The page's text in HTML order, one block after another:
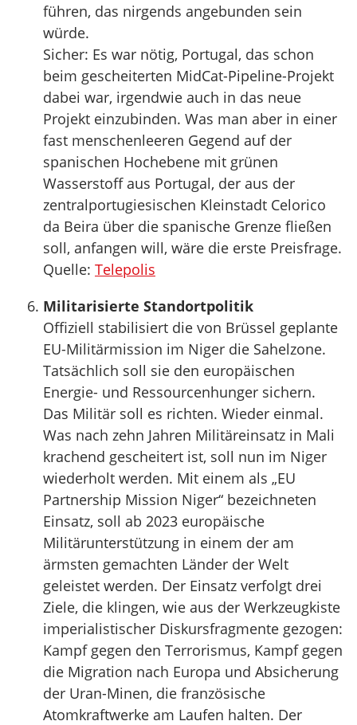
führen, das nirgends angebunden sein
würde.
Sicher: Es war nötig, Portugal, das schon
beim gescheiterten MidCat-Pipeline-Projekt
dabei war, irgendwie auch in das neue
Projekt einzubinden. Was man aber in einer
fast menschenleeren Gegend auf der
spanischen Hochebene mit grünen
Wasserstoff aus Portugal, der aus der
zentralportugiesischen Kleinstadt Celorico
da Beira über die spanische Grenze fließen
soll, anfangen will, wäre die erste Preisfrage.
Quelle: Telepolis
Militarisierte Standortpolitik
Offiziell stabilisiert die von Brüssel geplante
EU-Militärmission im Niger die Sahelzone.
Tatsächlich soll sie den europäischen
Energie- und Ressourcenhunger sichern.
Das Militär soll es richten. Wieder einmal.
Was nach zehn Jahren Militäreinsatz in Mali
krachend gescheitert ist, soll nun im Niger
wiederholt werden. Mit einem als „EU
Partnership Mission Niger“ bezeichneten
Einsatz, soll ab 2023 europäische
Militärunterstützung in einem der am
ärmsten gemachten Länder der Welt
geleistet werden. Der Einsatz verfolgt drei
Ziele, die klingen, wie aus der Werkzeugkiste
imperialistischer Diskursfragmente gezogen:
Kampf gegen den Terrorismus, Kampf gegen
die Migration nach Europa und Absicherung
der Uran-Minen, die französische
Atomkraftwerke am Laufen halten. Der